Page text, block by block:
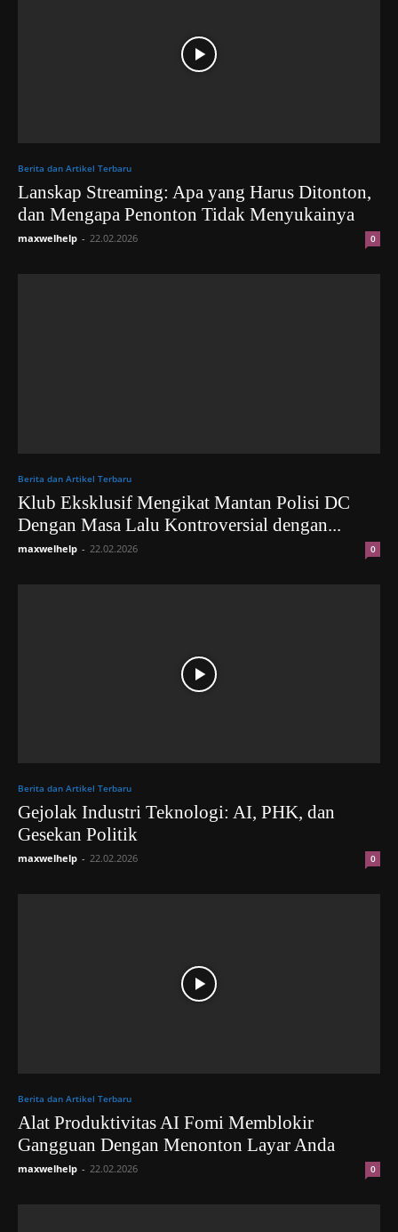
Berita dan Artikel Terbaru
Lanskap Streaming: Apa yang Harus Ditonton,
dan Mengapa Penonton Tidak Menyukainya
maxwelhelp - 22.02.2026 0
Berita dan Artikel Terbaru
Klub Eksklusif Mengikat Mantan Polisi DC
Dengan Masa Lalu Kontroversial dengan...
maxwelhelp - 22.02.2026 0
Berita dan Artikel Terbaru
Gejolak Industri Teknologi: AI, PHK, dan
Gesekan Politik
maxwelhelp - 22.02.2026 0
Berita dan Artikel Terbaru
Alat Produktivitas AI Fomi Memblokir
Gangguan Dengan Menonton Layar Anda
maxwelhelp - 22.02.2026 0